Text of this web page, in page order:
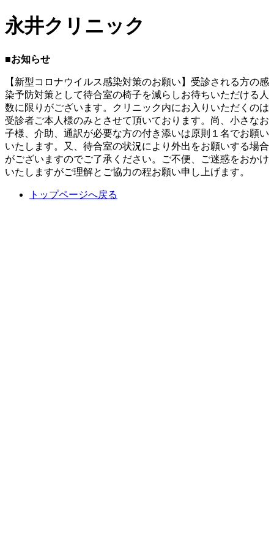
永井クリニック
■お知らせ
【新型コロナウイルス感染対策のお願い】受診される方の感
染予防対策として待合室の椅子を減らしお待ちいただける人
数に限りがございます。クリニック内にお入りいただくのは
受診者ご本人様のみとさせて頂いております。尚、小さなお
子様、介助、通訳が必要な方の付き添いは原則１名でお願い
いたします。又、待合室の状況により外出をお願いする場合
がございますのでご了承ください。ご不便、ご迷惑をおかけ
いたしますがご理解とご協力の程お願い申し上げます。
トップページへ戻る